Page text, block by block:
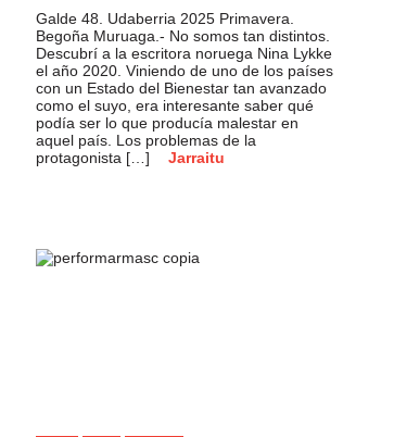
Galde 48. Udaberria 2025 Primavera.
Begoña Muruaga.- No somos tan distintos.
Descubrí a la escritora noruega Nina Lykke
el año 2020. Viniendo de uno de los países
con un Estado del Bienestar tan avanzado
como el suyo, era interesante saber qué
podía ser lo que producía malestar en
aquel país. Los problemas de la
protagonista […]
Jarraitu